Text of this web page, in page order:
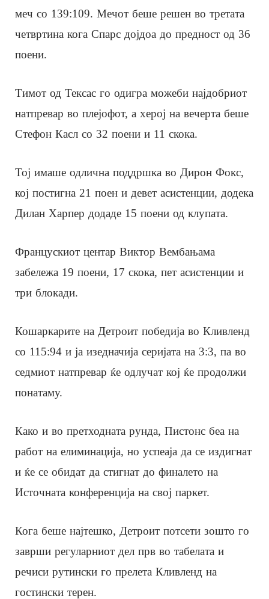
меч со 139:109. Мечот беше решен во третата
четвртина кога Спарс дојдоа до предност од 36
поени.
Тимот од Тексас го одигра можеби најдобриот
натпревар во плејофот, а херој на вечерта беше
Стефон Касл со 32 поени и 11 скока.
Тој имаше одлична поддршка во Дирон Фокс,
кој постигна 21 поен и девет асистенции, додека
Дилан Харпер додаде 15 поени од клупата.
Францускиот центар Виктор Вембањама
забележа 19 поени, 17 скока, пет асистенции и
три блокади.
Кошаркарите на Детроит победија во Кливленд
со 115:94 и ја изедначија серијата на 3:3, па во
седмиот натпревар ќе одлучат кој ќе продолжи
понатаму.
Како и во претходната рунда, Пистонс беа на
работ на елиминација, но успеаја да се издигнат
и ќе се обидат да стигнат до финалето на
Источната конференција на свој паркет.
Кога беше најтешко, Детроит потсети зошто го
заврши регуларниот дел прв во табелата и
речиси рутински го прелета Кливленд на
гостински терен.